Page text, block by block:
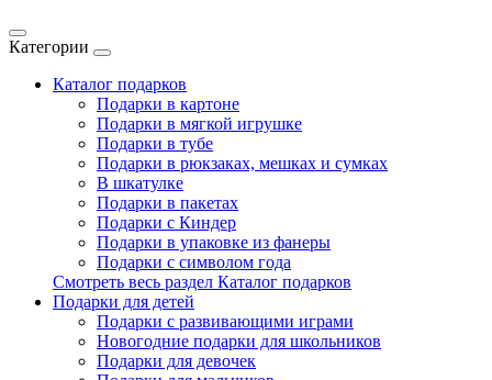
Категории
Каталог подарков
Подарки в картоне
Подарки в мягкой игрушке
Подарки в тубе
Подарки в рюкзаках, мешках и сумках
В шкатулке
Подарки в пакетах
Подарки с Киндер
Подарки в упаковке из фанеры
Подарки с символом года
Смотреть весь раздел Каталог подарков
Подарки для детей
Подарки с развивающими играми
Новогодние подарки для школьников
Подарки для девочек